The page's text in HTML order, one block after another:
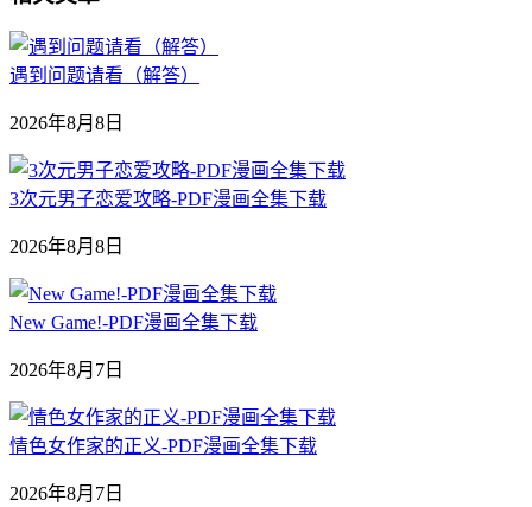
遇到问题请看（解答）
2026年8月8日
3次元男子恋爱攻略-PDF漫画全集下载
2026年8月8日
New Game!-PDF漫画全集下载
2026年8月7日
情色女作家的正义-PDF漫画全集下载
2026年8月7日